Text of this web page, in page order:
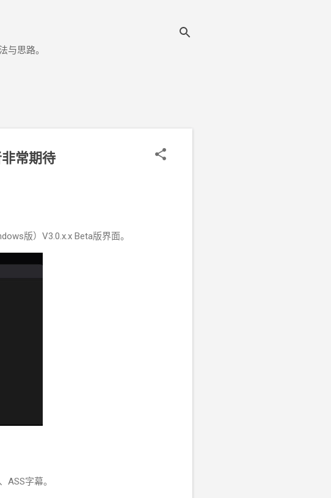
与思路。
常期待
版）V3.0.x.x Beta版界面。
字幕。